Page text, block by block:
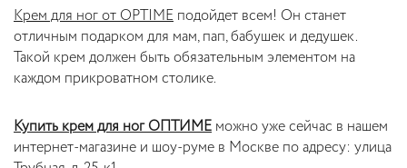
Крем для ног от OPTIME подойдет всем! Он станет
отличным подарком для мам, пап, бабушек и дедушек.
Такой крем должен быть обязательным элементом на
каждом прикроватном столике.
Купить крем для ног ОПТИМЕ можно уже сейчас в нашем
интернет-магазине и шоу-руме в Москве по адресу: улица